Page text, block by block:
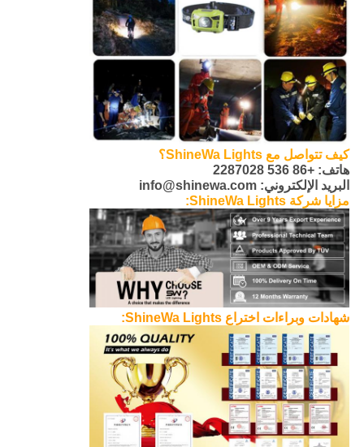
كيف تتواصل مع ShineWa Lights؟
هاتف: +86 536 2287028
البريد الإلكتروني: info@shinewa.com
مزايا شركة ShineWa Lights:
شهادات وبراءات اختراع ShineWa Lights: